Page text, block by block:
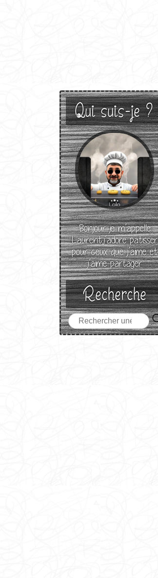
Qui suis-je ?
Bonjour je m’appelle
Laurent,j’adore patisser
pour ceux que j’aime et
j’aime partager
Recherche